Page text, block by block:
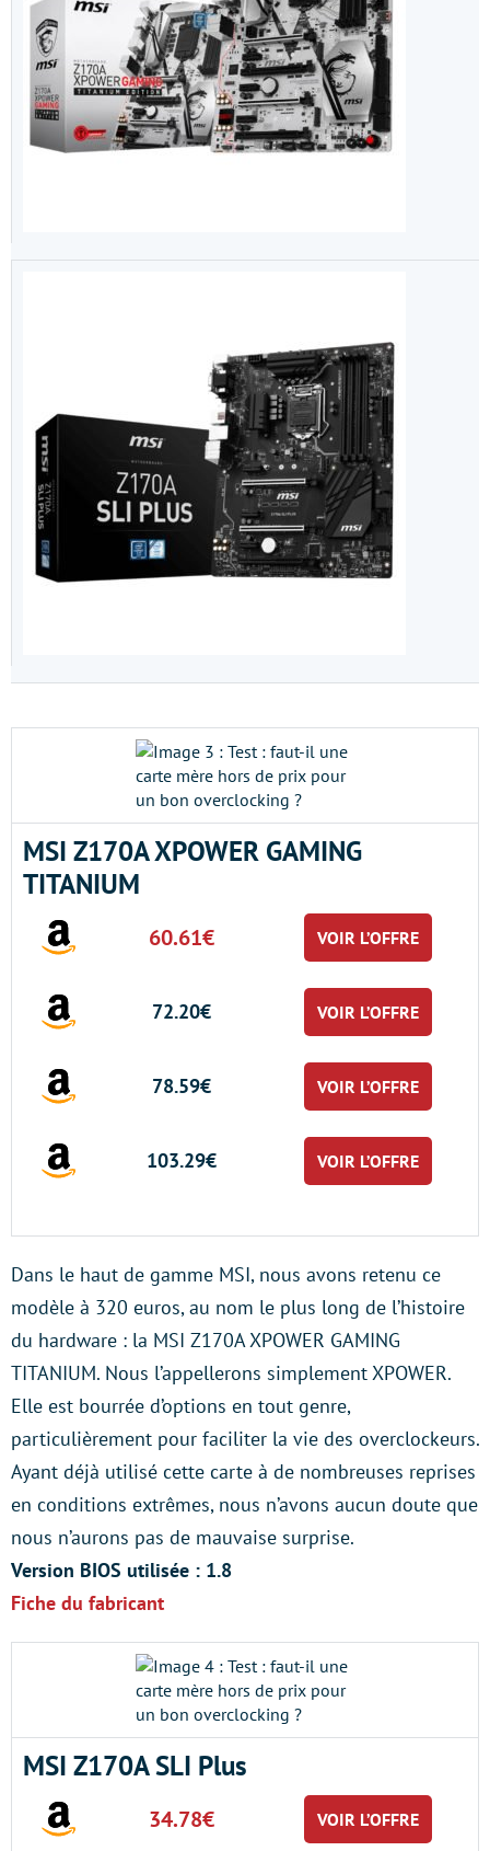
MSI Z170A XPOWER GAMING
TITANIUM
60.61€ VOIR L’OFFRE
72.20€ VOIR L’OFFRE
78.59€ VOIR L’OFFRE
103.29€ VOIR L’OFFRE
Dans le haut de gamme MSI, nous avons retenu ce
modèle à 320 euros, au nom le plus long de l’histoire
du hardware : la MSI Z170A XPOWER GAMING
TITANIUM. Nous l’appellerons simplement XPOWER.
Elle est bourrée d’options en tout genre,
particulièrement pour faciliter la vie des overclockeurs.
Ayant déjà utilisé cette carte à de nombreuses reprises
en conditions extrêmes, nous n’avons aucun doute que
nous n’aurons pas de mauvaise surprise.
Version BIOS utilisée : 1.8
Fiche du fabricant
MSI Z170A SLI Plus
34.78€ VOIR L’OFFRE